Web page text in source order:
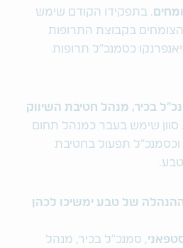
. בתפקידו הקודם שימש
הצומחים בקבוצת התרופות
כסמנכ"ל תרופות
בכיר, מנהל חטיבת השיווק
. סוון שימש בעבר כמנהל תחום
וכסמנכ"ל תפעול בחטיבת
של טבע ימשיכו לכהן
, סמנכ"ל בכיר, מנהל